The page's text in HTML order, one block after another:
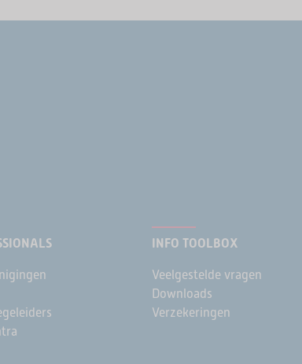
INFO TOOLBOX
Veelgestelde vragen
Downloads
Verzekeringen